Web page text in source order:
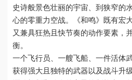
史诗般景色壮丽的宇宙、到狭窄的
心的零重力空战。《和鸣》既有宏
又兼具狂热且快节奏的动作要素，
衡。
一个飞行员、一艘飞船、一件活体
获得强大且独特的武器以及战斗升